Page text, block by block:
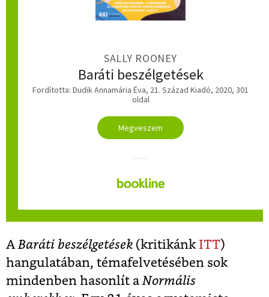
SALLY ROONEY
Baráti beszélgetések
Fordította: Dudik Annamária Éva, 21. Század Kiadó, 2020, 301
oldal
Megveszem
ABaráti beszélgetések (kritikánk ITT)
hangulatában, témafelvetésében sok
mindenben hasonlít aNormális